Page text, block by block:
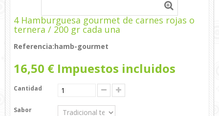
4 Hamburguesa gourmet de carnes rojas o
ternera / 200 gr cada una
Referencia:hamb-gourmet
16,50 € Impuestos incluidos
Cantidad
Sabor